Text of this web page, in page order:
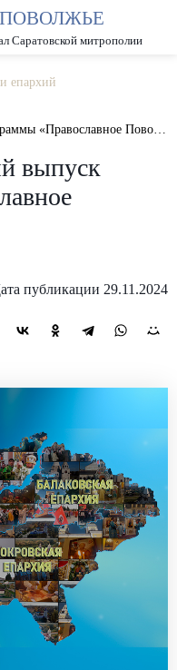
А А
Саратовской митрополии
епархий
«Православное Поволжье»
выпуск
публикации 29.11.2024